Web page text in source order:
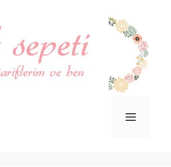
Menü